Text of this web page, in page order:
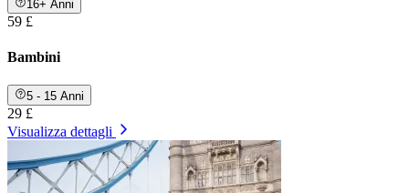
16+ Anni
59 £
Bambini
5 - 15 Anni
29 £
Visualizza dettagli